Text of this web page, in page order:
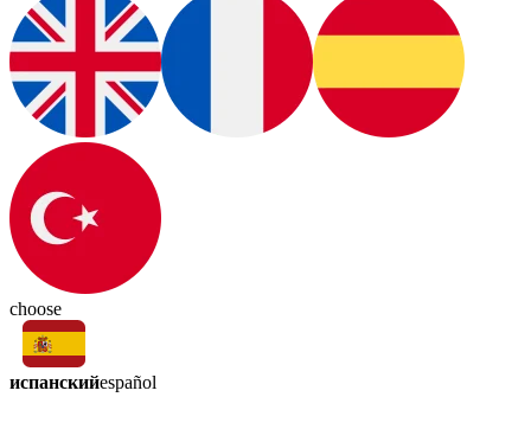
choose
испанскийespañol